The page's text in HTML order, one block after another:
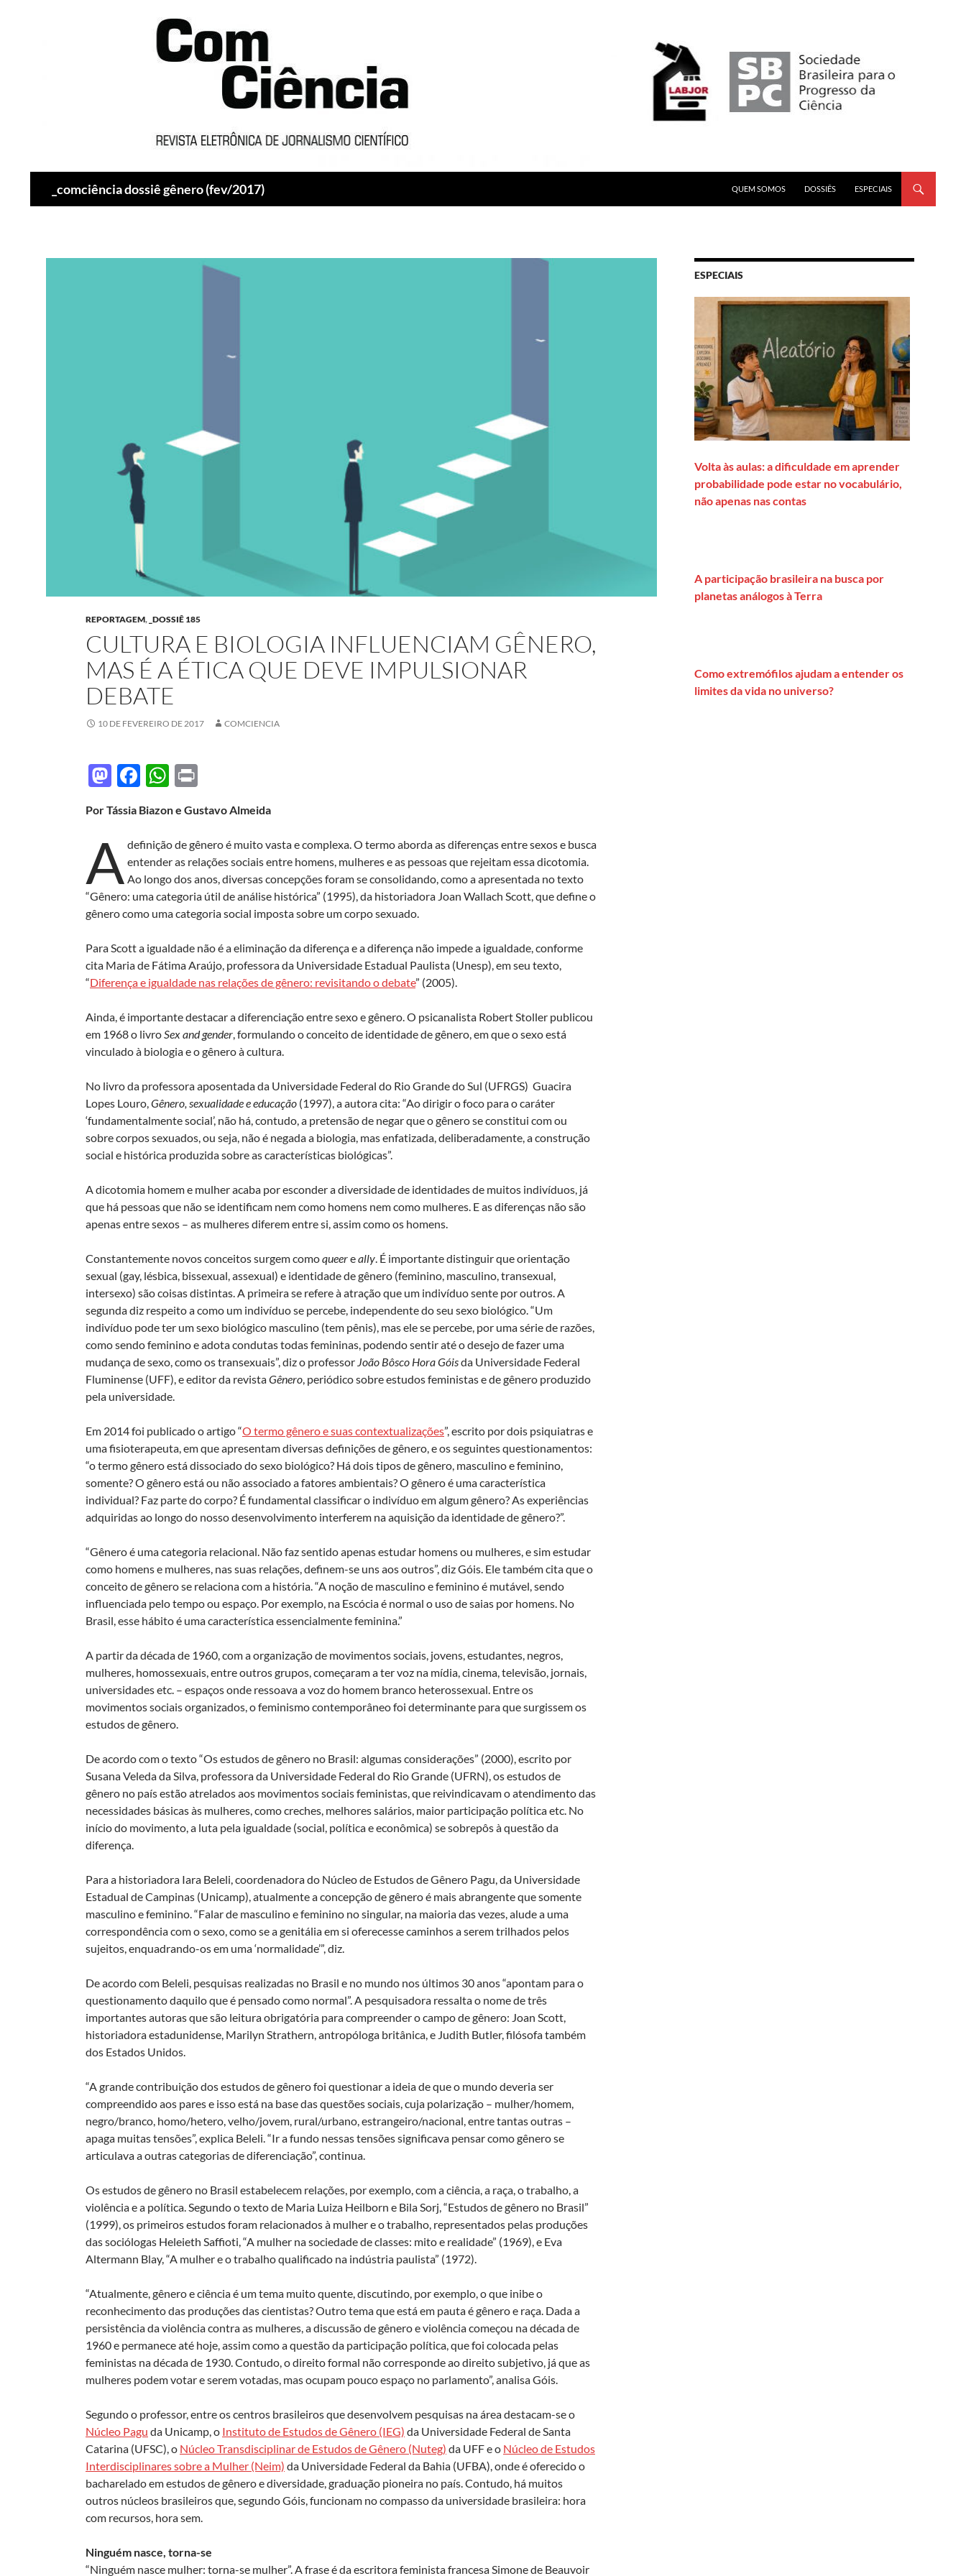
_comciência dossiê gênero (fev/2017)
QUEM SOMOS
DOSSIÊS ESPECIAIS
REPORTAGEM, _DOSSIÊ 185
CULTURA E BIOLOGIA INFLUENCIAM GÊNERO,
MAS É A ÉTICA QUE DEVE IMPULSIONAR
DEBATE
10 DE FEVEREIRO DE 2017 COMCIENCIA
M
to
o
n
F
e
b
o
o
k
W
at
s
A
p
p
nt
Por Tássia Biazon e Gustavo Almeida
A definição de gênero é muito vasta e complexa. O termo aborda as diferenças entre sexos e busca
entender as relações sociais entre homens, mulheres e as pessoas que rejeitam essa dicotomia.
Ao longo dos anos, diversas concepções foram se consolidando, como a apresentada no texto
“Gênero: uma categoria útil de análise histórica” (1995), da historiadora Joan Wallach Scott, que define o
gênero como uma categoria social imposta sobre um corpo sexuado.
Para Scott a igualdade não é a eliminação da diferença e a diferença não impede a igualdade, conforme
cita Maria de Fátima Araújo, professora da Universidade Estadual Paulista (Unesp), em seu texto,
“Diferença e igualdade nas relações de gênero: revisitando o debate” (2005).
Ainda, é importante destacar a diferenciação entre sexo e gênero. O psicanalista Robert Stoller publicou
em 1968 o livro Sex and gender , formulando o conceito de identidade de gênero, em que o sexo está
vinculado à biologia e o gênero à cultura.
No livro da professora aposentada da Universidade Federal do Rio Grande do Sul (UFRGS) Guacira
Lopes Louro, Gênero, sexualidade e educação (1997), a autora cita: “Ao dirigir o foco para o caráter
‘fundamentalmente social’, não há, contudo, a pretensão de negar que o gênero se constitui com ou
sobre corpos sexuados, ou seja, não é negada a biologia, mas enfatizada, deliberadamente, a construção
social e histórica produzida sobre as características biológicas”.
A dicotomia homem e mulher acaba por esconder a diversidade de identidades de muitos indivíduos, já
que há pessoas que não se identificam nem como homens nem como mulheres. E as diferenças não são
apenas entre sexos – as mulheres diferem entre si, assim como os homens.
Constantemente novos conceitos surgem comoqueereally . É importante distinguir que orientação
sexual (gay, lésbica, bissexual, assexual) e identidade de gênero (feminino, masculino, transexual,
intersexo) são coisas distintas. A primeira se refere à atração que um indivíduo sente por outros. A
segunda diz respeito a como um indivíduo se percebe, independente do seu sexo biológico. “Um
indivíduo pode ter um sexo biológico masculino (tem pênis), mas ele se percebe, por uma série de razões,
como sendo feminino e adota condutas todas femininas, podendo sentir até o desejo de fazer uma
mudança de sexo, como os transexuais”, diz o professor João Bôsco Hora Góisda Universidade Federal
Fluminense (UFF), e editor da revistaGênero , periódico sobre estudos feministas e de gênero produzido
pela universidade.
Em 2014 foi publicado o artigo “O termo gênero e suas contextualizações”, escrito por dois psiquiatras e
uma fisioterapeuta, em que apresentam diversas definições de gênero, e os seguintes questionamentos:
“o termo gênero está dissociado do sexo biológico? Há dois tipos de gênero, masculino e feminino,
somente? O gênero está ou não associado a fatores ambientais? O gênero é uma característica
individual? Faz parte do corpo? É fundamental classificar o indivíduo em algum gênero? As experiências
adquiridas ao longo do nosso desenvolvimento interferem na aquisição da identidade de gênero?”.
“Gênero é uma categoria relacional. Não faz sentido apenas estudar homens ou mulheres, e sim estudar
como homens e mulheres, nas suas relações, definem-se uns aos outros”, diz Góis. Ele também cita que o
conceito de gênero se relaciona com a história. “A noção de masculino e feminino é mutável, sendo
influenciada pelo tempo ou espaço. Por exemplo, na Escócia é normal o uso de saias por homens. No
Brasil, esse hábito é uma característica essencialmente feminina.”
A partir da década de 1960, com a organização de movimentos sociais, jovens, estudantes, negros,
mulheres, homossexuais, entre outros grupos, começaram a ter voz na mídia, cinema, televisão, jornais,
universidades etc. – espaços onde ressoava a voz do homem branco heterossexual. Entre os
movimentos sociais organizados, o feminismo contemporâneo foi determinante para que surgissem os
estudos de gênero.
De acordo com o texto “Os estudos de gênero no Brasil: algumas considerações” (2000), escrito por
Susana Veleda da Silva, professora da Universidade Federal do Rio Grande (UFRN), os estudos de
gênero no país estão atrelados aos movimentos sociais feministas, que reivindicavam o atendimento das
necessidades básicas às mulheres, como creches, melhores salários, maior participação política etc. No
início do movimento, a luta pela igualdade (social, política e econômica) se sobrepôs à questão da
diferença.
Para a historiadora Iara Beleli, coordenadora do Núcleo de Estudos de Gênero Pagu, da Universidade
Estadual de Campinas (Unicamp), atualmente a concepção de gênero é mais abrangente que somente
masculino e feminino. “Falar de masculino e feminino no singular, na maioria das vezes, alude a uma
correspondência com o sexo, como se a genitália em si oferecesse caminhos a serem trilhados pelos
sujeitos, enquadrando-os em uma ‘normalidade’”, diz.
De acordo com Beleli, pesquisas realizadas no Brasil e no mundo nos últimos 30 anos “apontam para o
questionamento daquilo que é pensado como normal”. A pesquisadora ressalta o nome de três
importantes autoras que são leitura obrigatória para compreender o campo de gênero: Joan Scott,
historiadora estadunidense, Marilyn Strathern, antropóloga britânica, e Judith Butler, filósofa também
dos Estados Unidos.
“A grande contribuição dos estudos de gênero foi questionar a ideia de que o mundo deveria ser
compreendido aos pares e isso está na base das questões sociais, cuja polarização – mulher/homem,
negro/branco, homo/hetero, velho/jovem, rural/urbano, estrangeiro/nacional, entre tantas outras –
apaga muitas tensões”, explica Beleli. “Ir a fundo nessas tensões significava pensar como gênero se
articulava a outras categorias de diferenciação”, continua.
Os estudos de gênero no Brasil estabelecem relações, por exemplo, com a ciência, a raça, o trabalho, a
violência e a política. Segundo o texto de Maria Luiza Heilborn e Bila Sorj, “Estudos de gênero no Brasil”
(1999), os primeiros estudos foram relacionados à mulher e o trabalho, representados pelas produções
das sociólogas Heleieth Saffioti, “A mulher na sociedade de classes: mito e realidade” (1969), e Eva
Altermann Blay, “A mulher e o trabalho qualificado na indústria paulista” (1972).
“Atualmente, gênero e ciência é um tema muito quente, discutindo, por exemplo, o que inibe o
reconhecimento das produções das cientistas? Outro tema que está em pauta é gênero e raça. Dada a
persistência da violência contra as mulheres, a discussão de gênero e violência começou na década de
1960 e permanece até hoje, assim como a questão da participação política, que foi colocada pelas
feministas na década de 1930. Contudo, o direito formal não corresponde ao direito subjetivo, já que as
mulheres podem votar e serem votadas, mas ocupam pouco espaço no parlamento”, analisa Góis.
Segundo o professor, entre os centros brasileiros que desenvolvem pesquisas na área destacam-se o
Núcleo Pagu da Unicamp, o Instituto de Estudos de Gênero (IEG) da Universidade Federal de Santa
Catarina (UFSC), o Núcleo Transdisciplinar de Estudos de Gênero (Nuteg) da UFF e o Núcleo de Estudos
Interdisciplinares sobre a Mulher (Neim) da Universidade Federal da Bahia (UFBA), onde é oferecido o
bacharelado em estudos de gênero e diversidade, graduação pioneira no país. Contudo, há muitos
outros núcleos brasileiros que, segundo Góis, funcionam no compasso da universidade brasileira: hora
com recursos, hora sem.
Ninguém nasce, torna-se
“Ninguém nasce mulher: torna-se mulher”. A frase é da escritora feminista francesa Simone de Beauvoir
ESPECIAIS
Volta às aulas: a dificuldade em aprender
probabilidade pode estar no vocabulário,
não apenas nas contas
A participação brasileira na busca por
planetas análogos à Terra
Como extremófilos ajudam a entender os
limites da vida no universo?